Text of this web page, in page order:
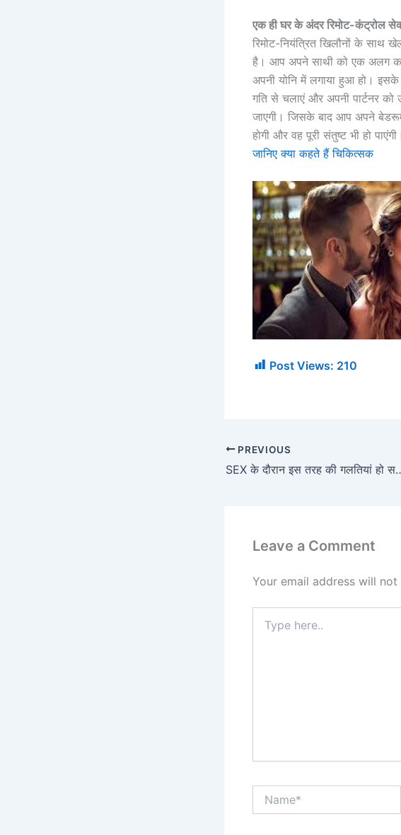
एक ही घर के अंदर रिमोट-कंट्रोल
रिमोट-नियंत्रित खिलौनों के साथ
है। आप अपने साथी को एक अलग
अपनी योनि में लगाया हुआ हो।
गति से चलाएं और अपनी पार्टनर को
जाएगी। जिसके बाद आप अपने
होगी और वह पूरी संतुष्ट भी हो
जानिए क्या कहते हैं चिकित्सक
Post Views: 210
PREVIOUS
SEX के दौरान इस तरह की
Leave a Comment
Your email address will not
here..